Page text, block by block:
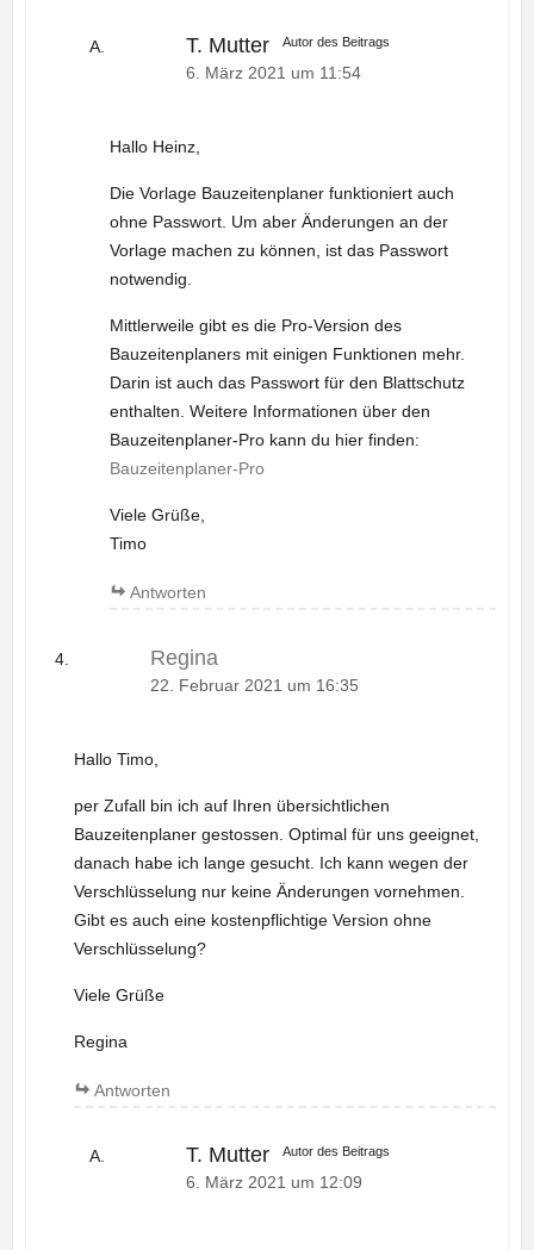
T. Mutter Autor des Beitrags
6. März 2021 um 11:54
Hallo Heinz,
Die Vorlage Bauzeitenplaner funktioniert auch
ohne Passwort. Um aber Änderungen an der
Vorlage machen zu können, ist das Passwort
notwendig.
Mittlerweile gibt es die Pro-Version des
Bauzeitenplaners mit einigen Funktionen mehr.
Darin ist auch das Passwort für den Blattschutz
enthalten. Weitere Informationen über den
Bauzeitenplaner-Pro kann du hier finden:
Bauzeitenplaner-Pro
Viele Grüße,
Timo
Antworten
Regina
22. Februar 2021 um 16:35
Hallo Timo,
per Zufall bin ich auf Ihren übersichtlichen
Bauzeitenplaner gestossen. Optimal für uns geeignet,
danach habe ich lange gesucht. Ich kann wegen der
Verschlüsselung nur keine Änderungen vornehmen.
Gibt es auch eine kostenpflichtige Version ohne
Verschlüsselung?
Viele Grüße
Regina
Antworten
T. Mutter Autor des Beitrags
6. März 2021 um 12:09